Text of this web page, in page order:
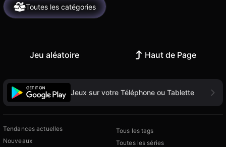
Toutes les catégories
Jeu aléatoire Haut de Page
Jeux sur votre Téléphone ou Tablette
Tendances actuelles
Nouveaux
Tous les tags
Toutes les séries